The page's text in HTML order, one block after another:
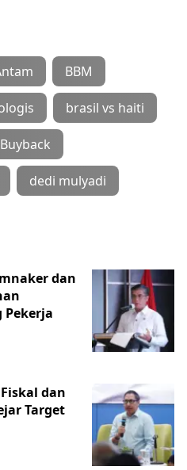
BBM
brasil vs haiti
Buyback
dedi mulyadi
dan
dan
Target